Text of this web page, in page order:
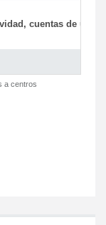
cuentas de
a centros